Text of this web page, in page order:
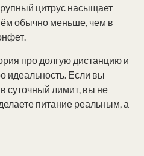
цитрус насыщает
обычно меньше, чем в
про долгую дистанцию и
идеальность. Если вы
суточный лимит, вы не
питание реальным, а